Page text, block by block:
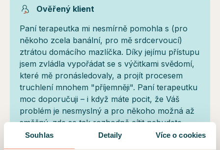
Souhlas Detaily Více o cookies
Ověřený klient
Paní terapeutka mi nesmírně pomohla s (pro
někoho zcela banální, pro mě srdcervoucí)
ztrátou domácího mazlíčka. Díky jejímu přístupu
jsem zvládla vypořádat se s výčitkami svědomí,
které mě pronásledovaly, a projít procesem
truchlení mnohem "příjemněji". Paní terapeutku
moc doporučuji – i když máte pocit, že Váš
problém je nesmyslný a pro někoho možná až
směšný, zde se tak rozhodně cítit nebudete.